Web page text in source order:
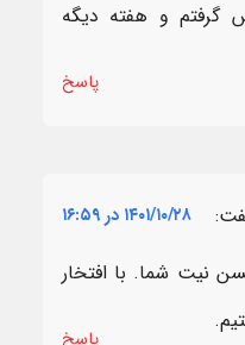
گرفتم و هفته دیگه
پاسخ
۱۴۰۱/۱۰/۲۸ در ۱۶:۵۹
نیت شما. با افتخار